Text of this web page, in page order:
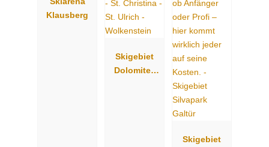
Klausberg
Skigebiet
Dolomites
Skigebiet